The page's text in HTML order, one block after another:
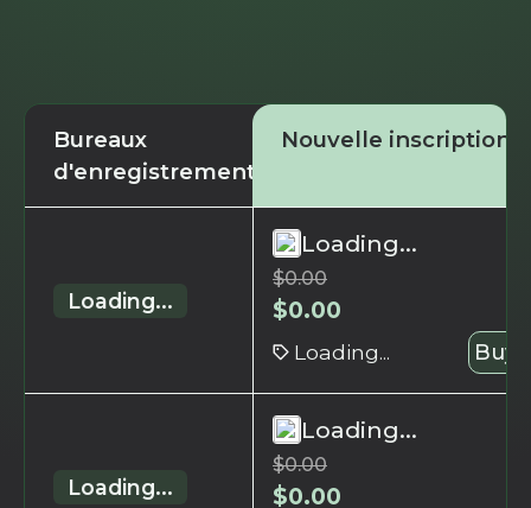
Bureaux
d'enregistrement
Nouvelle inscription
Loading...
Loading...
$0.00
$0.00
Loading... Buy
Loading...
Loading...
$0.00
$0.00